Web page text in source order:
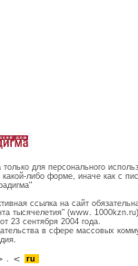
для персонального
либо форме, иначе как с
ссылка на сайт
тысячелетия" (www. 1000kzn.ru)
23 сентября 2004 года.
в сфере массовых
. ru